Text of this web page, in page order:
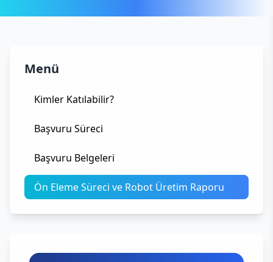
Menü
Kimler Katılabilir?
Başvuru Süreci
Başvuru Belgeleri
Ön Eleme Süreci ve Robot Üretim Raporu